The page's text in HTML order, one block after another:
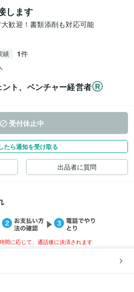
します
歓迎！書類添削も対応可能
績 1件
ト、ベンチャー経営者
受付休止中
たら通知を受け取る
出品者に質問
間に応じて、通話後に決済されます